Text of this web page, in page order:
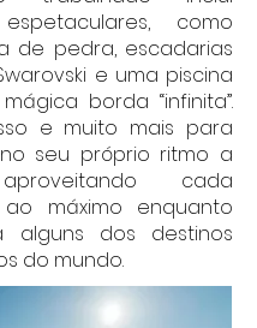
como
de pedra, escadarias
e uma piscina
borda “infinita”.
e muito mais para
seu próprio ritmo a
cada
máximo enquanto
alguns dos destinos
do mundo.